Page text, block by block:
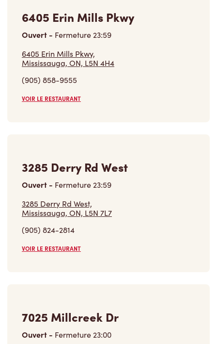
6405 Erin Mills Pkwy
Ouvert - Fermeture23:59
6405 Erin Mills Pkwy,
Mississauga, ON, L5N 4H4
(905) 858-9555
VOIR LE RESTAURANT
3285 Derry Rd West
Ouvert - Fermeture23:59
3285 Derry Rd West,
Mississauga, ON, L5N 7L7
(905) 824-2814
VOIR LE RESTAURANT
7025 Millcreek Dr
Ouvert - Fermeture23:00